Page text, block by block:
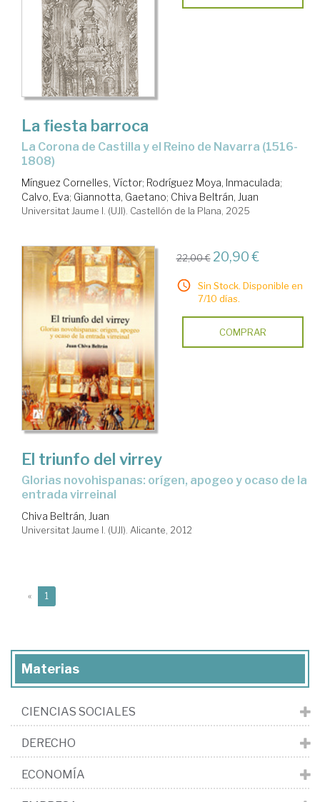
La fiesta barroca
La Corona de Castilla y el Reino de Navarra (1516-
1808)
Mínguez Cornelles, Víctor; Rodríguez Moya, Inmaculada;
Calvo, Eva; Giannotta, Gaetano; Chiva Beltrán, Juan
Universitat Jaume I. (UJI). Castellón de la Plana, 2025
22,00 € 20,90 €
Sin Stock. Disponible en
7/10 días.
COMPRAR
El triunfo del virrey
glorias novohispanas: orígen, apogeo y ocaso de la
entrada virreinal
Chiva Beltrán, Juan
Universitat Jaume I. (UJI). Alicante, 2012
« 1
Materias
CIENCIAS SOCIALES
DERECHO
ECONOMÍA